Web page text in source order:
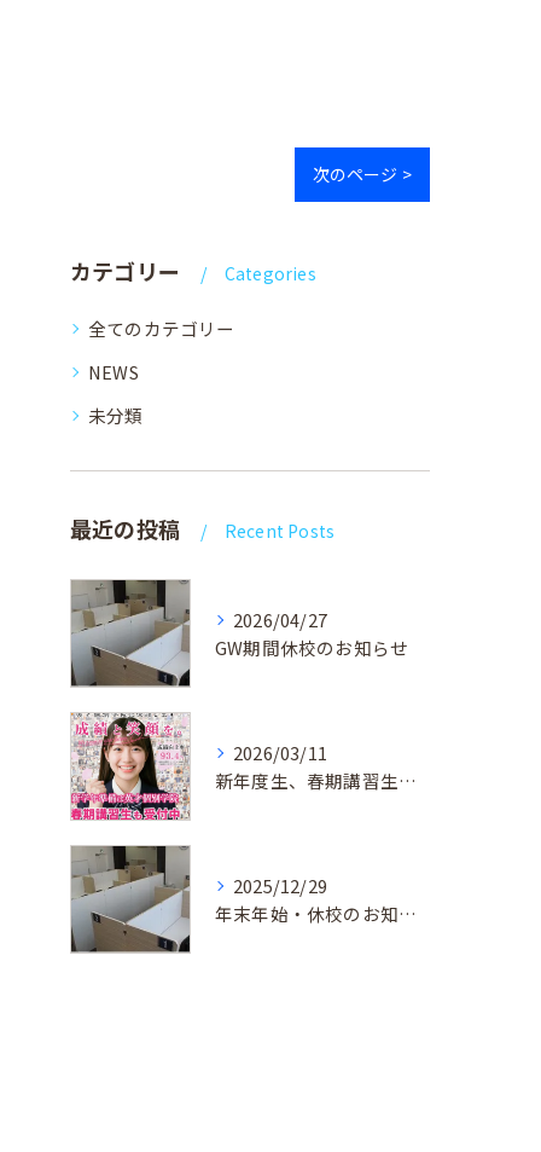
次のページ >
カテゴリー Categories
全てのカテゴリー
NEWS
未分類
最近の投稿 Recent Posts
2026/04/27
GW期間休校のお知らせ
2026/03/11
新年度生、春期講習生 受付中！
2025/12/29
年末年始・休校のお知らせ